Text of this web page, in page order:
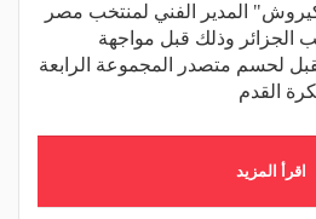
المدير الفني لمنتخب مصر
الجزائر وذلك قبل مواجهة
لحسم متصدر المجموعة الرابعة
القدم
اقرأ المزيد